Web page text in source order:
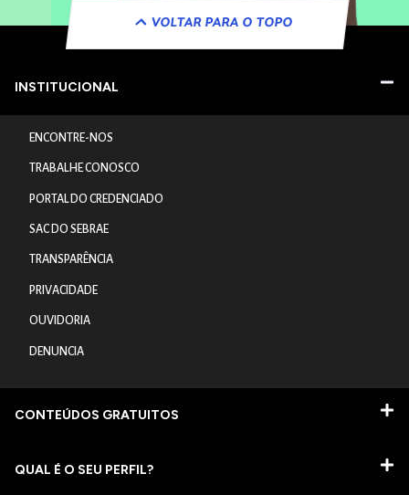
VOLTAR PARA O TOPO
INSTITUCIONAL
ENCONTRE-NOS
TRABALHE CONOSCO
PORTAL DO CREDENCIADO
SAC DO SEBRAE
TRANSPARÊNCIA
PRIVACIDADE
OUVIDORIA
DENUNCIA
CONTEÚDOS GRATUITOS
QUAL É O SEU PERFIL?